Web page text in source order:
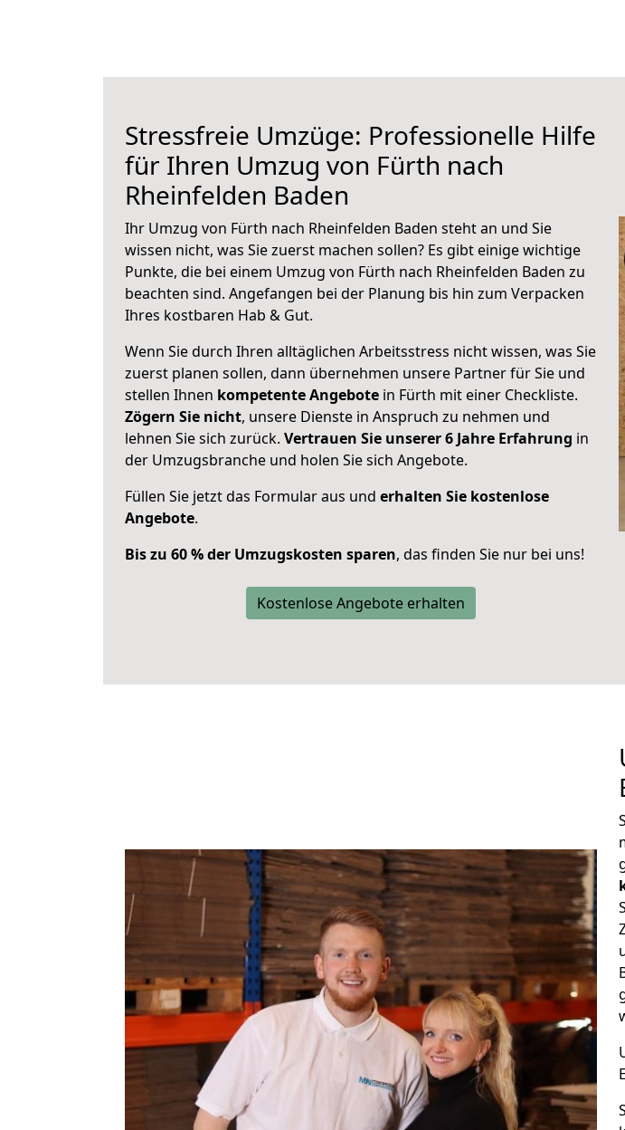
Stressfreie Umzüge: Professionelle Hilfe
für Ihren Umzug von Fürth nach
Rheinfelden Baden
Ihr Umzug von Fürth nach Rheinfelden Baden steht an und Sie
wissen nicht, was Sie zuerst machen sollen? Es gibt einige wichtige
Punkte, die bei einem Umzug von Fürth nach Rheinfelden Baden zu
beachten sind. Angefangen bei der Planung bis hin zum Verpacken
Ihres kostbaren Hab & Gut.
Wenn Sie durch Ihren alltäglichen Arbeitsstress nicht wissen, was Sie
zuerst planen sollen, dann übernehmen unsere Partner für Sie und
stellen Ihnen kompetente Angebote in Fürth mit einer Checkliste.
Zögern Sie nicht, unsere Dienste in Anspruch zu nehmen und
lehnen Sie sich zurück. Vertrauen Sie unserer 6 Jahre Erfahrung in
der Umzugsbranche und holen Sie sich Angebote.
Füllen Sie jetzt das Formular aus und erhalten Sie kostenlose
Angebote.
Bis zu 60 % der Umzugskosten sparen, das finden Sie nur bei uns!
Kostenlose Angebote erhalten